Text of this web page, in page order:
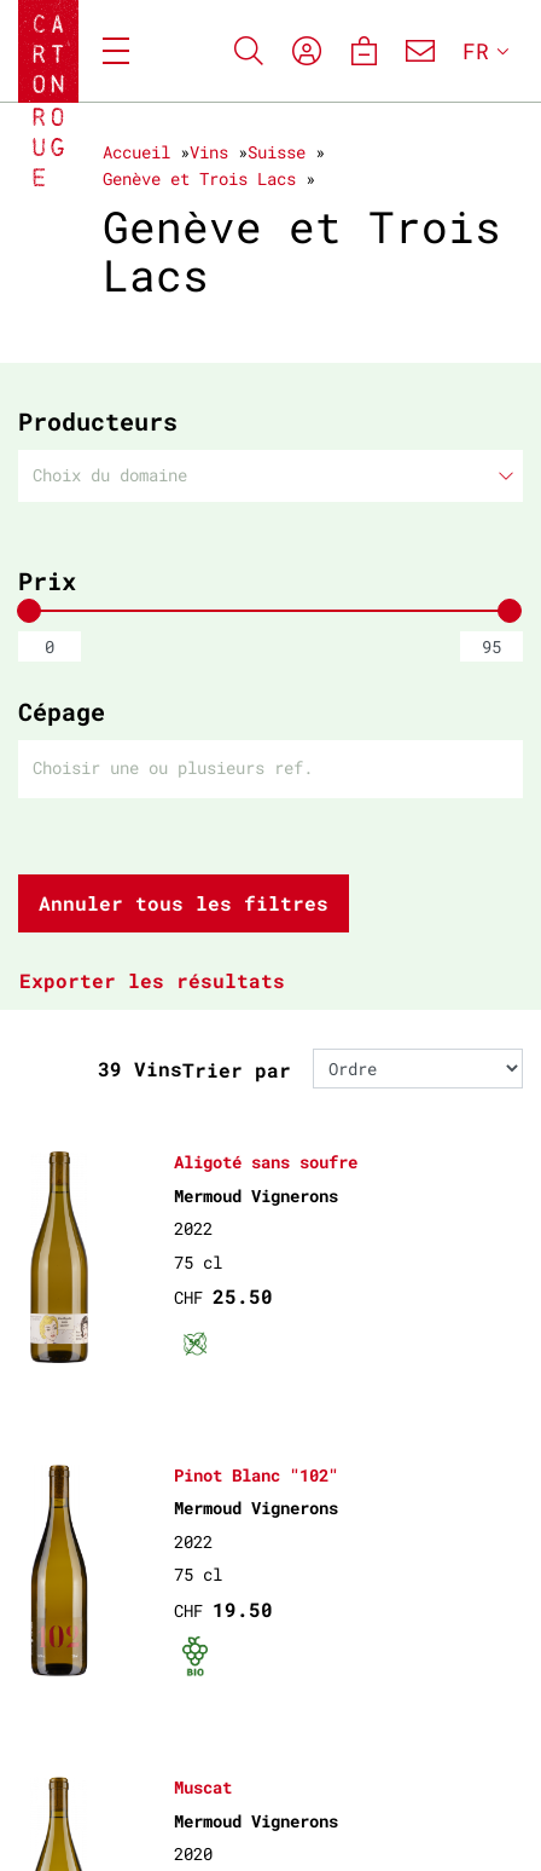
FR
Accueil Vins
Suisse
Genève et Trois Lacs
Genève et Trois
Lacs
Producteurs
Choix du domaine
Prix
Cépage
Annuler tous les filtres
Exporter les résultats
39 VinsTrier par
Aligoté sans soufre
Mermoud Vignerons
2022
75 cl
CHF25.50
Vin nature
Pinot Blanc "102"
Mermoud Vignerons
2022
75 cl
CHF 19.50
Bio certifié
Muscat
Mermoud Vignerons
2020